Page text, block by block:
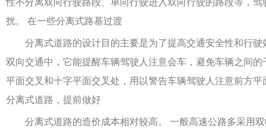
性不分离双向行驶路段、单向行驶进入双向行驶的路段等，驾
扰。 在一些分离式路基过渡
分离式道路的设计目的主要是为了提高交通安全性和行驶
双向交通中，它能提醒车辆驾驶人注意会车，避免车辆之间
平面交叉和十字平面交叉处，用以警告车辆驾驶人注意前方平
分离式道路，提前做好
分离式道路的造价成本相对较高。 一般高速公路多采用双